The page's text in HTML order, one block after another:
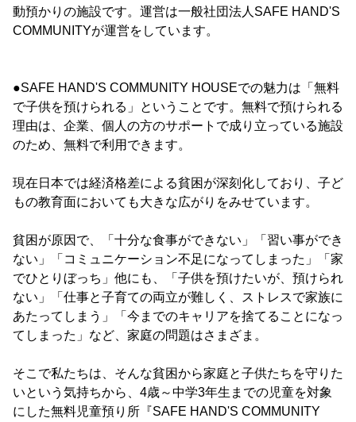
動預かりの施設です。運営は一般社団法人SAFE HAND'S
COMMUNITYが運営をしています。
●SAFE HAND'S COMMUNITY HOUSEでの魅力は「無料
で子供を預けられる」ということです。無料で預けられる
理由は、企業、個人の方のサポートで成り立っている施設
のため、無料で利用できます。
現在日本では経済格差による貧困が深刻化しており、子ど
もの教育面においても大きな広がりをみせています。
貧困が原因で、「十分な食事ができない」「習い事ができ
ない」「コミュニケーション不足になってしまった」「家
でひとりぼっち」他にも、「子供を預けたいが、預けられ
ない」「仕事と子育ての両立が難しく、ストレスで家族に
あたってしまう」「今までのキャリアを捨てることになっ
てしまった」など、家庭の問題はさまざま。
そこで私たちは、そんな貧困から家庭と子供たちを守りた
いという気持ちから、4歳～中学3年生までの児童を対象
にした無料児童預り所『SAFE HAND'S COMMUNITY